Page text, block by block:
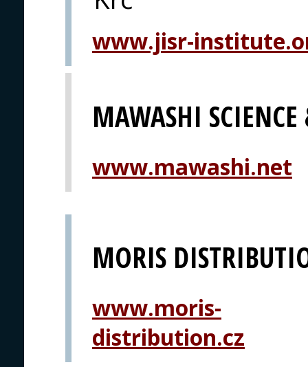
www.jisr-
MAWASHI
www.mawashi.net
MORIS
www.moris-
distribution.cz